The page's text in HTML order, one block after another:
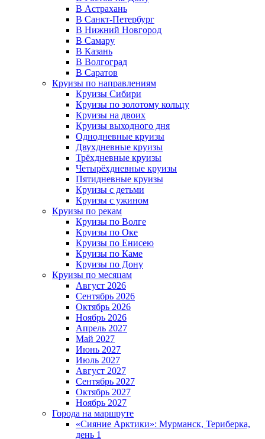
В Астрахань
В Санкт-Петербург
В Нижний Новгород
В Самару
В Казань
В Волгоград
В Саратов
Круизы по направлениям
Круизы Сибири
Круизы по золотому кольцу
Круизы на двоих
Круизы выходного дня
Однодневные круизы
Двухдневные круизы
Трёхдневные круизы
Четырёхдневные круизы
Пятидневные круизы
Круизы с детьми
Круизы с ужином
Круизы по рекам
Круизы по Волге
Круизы по Оке
Круизы по Енисею
Круизы по Каме
Круизы по Дону
Круизы по месяцам
Август 2026
Сентябрь 2026
Октябрь 2026
Ноябрь 2026
Апрель 2027
Май 2027
Июнь 2027
Июль 2027
Август 2027
Сентябрь 2027
Октябрь 2027
Ноябрь 2027
Города на маршруте
«Сияние Арктики»: Мурманск, Териберка,
день 1